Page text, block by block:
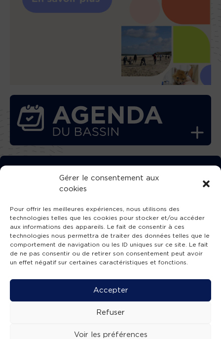
Gérer le consentement aux
cookies
Pour offrir les meilleures expériences, nous utilisons des
technologies telles que les cookies pour stocker et/ou accéder
aux informations des appareils. Le fait de consentir à ces
technologies nous permettra de traiter des données telles que le
comportement de navigation ou les ID uniques sur ce site. Le fait
de ne pas consentir ou de retirer son consentement peut avoir
un effet négatif sur certaines caractéristiques et fonctions.
Accepter
Refuser
Voir les préférences
TÉLÉCHARGEZ GRATUITEMENT
L’APPLICATION TVBA !
SUIVEZ-NOUS !
Mentions légales -Accessibilité